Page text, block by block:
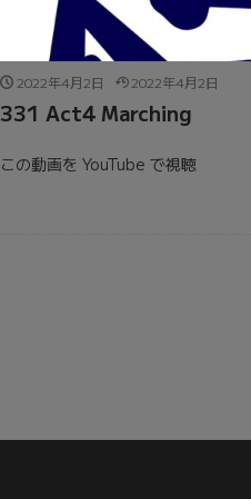
2022年4月2日 2022年4月2日
331 Act4 Marching
この動画を YouTube で視聴